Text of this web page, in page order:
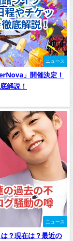
ニュース
」開催決定！
解説！
ニュース
？現在は？最近の